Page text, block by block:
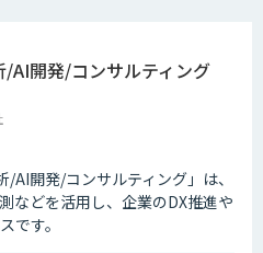
達成状況を数値化し、測定・分析によ
します。
るというのが、セールスイネーブルメ
/AI開発/コンサルティング
AI開発/コンサルティング」は、
などを活用し、企業のDX推進や
です。